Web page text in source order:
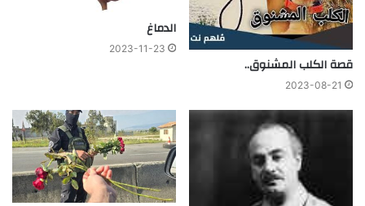
قصة الكلب المشنوق..
2023-08-21
الدماغ
2023-11-23